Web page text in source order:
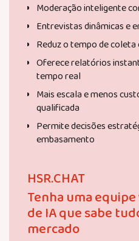
Moderação inteligente
Entrevistas dinâmicas e
Reduz o tempo de coleta
Oferece relatórios
tempo real
Mais escala e menos
qualificada
Permite decisões
embasamento
HSR.CHAT
Tenha uma
de IA que sabe
mercado